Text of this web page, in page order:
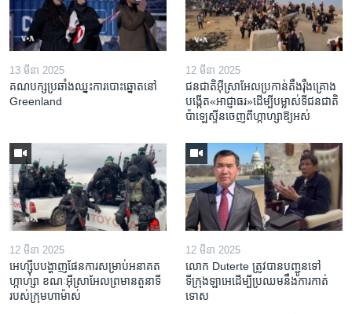
13 មីនា 2025
គណបក្ស​ប្រឆាំង​ឈ្នះ​ការបោះឆ្នោត​នៅ
Greenland
12 មីនា 2025
ជនជាតិ​អ៊ីស្រាអែល​ប្រកាន់​តឹងរ៉ឹង​គ្រោង​
បង្កើត​«អាជ្ញាធរ‍»​ដើម្បី​បម្លាស់​ទី​ជនជាតិ​
ប៉ាឡេស្ទីន​ចេញពី​ហ្កាហ្សា​ឱ្យ​អស់
12 មីនា 2025
អេហ្ស៊ីប​បង្ហាញ​ផែនការ​សម្រាប់​អនាគត​
ហ្កាហ្សា ខណៈ​អ៊ីស្រាអែល​ព្រមាន​តួនាទី​
របស់​ក្រុម​ហាម៉ាស់
12 មីនា 2025
លោក Duterte ត្រូវ​បាន​បញ្ជូនទៅ
ទីក្រុងឡាអេ​ដើម្បី​ប្រឈម​នឹង​ការកាត់
ទោស